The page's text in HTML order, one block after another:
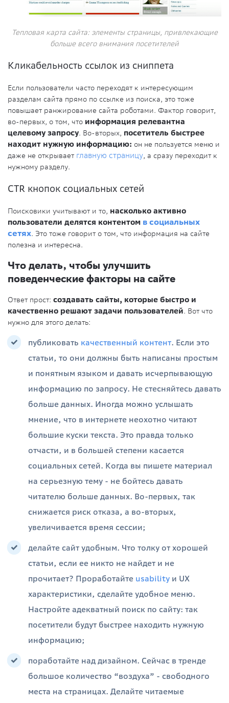
Тепловая карта сайта: элементы страницы, привлекающие
больше всего внимания посетителей
Кликабельность ссылок из сниппета
Если пользователи часто переходят к интересующим
разделам сайта прямо по ссылке из поиска, это тоже
повышает ранжирование сайта роботами. Фактор говорит,
во-первых, о том, что информация релевантна
целевому запросу. Во-вторых, посетитель быстрее
находит нужную информацию: он не пользуется меню и
даже не открывает главную страницу, а сразу переходит к
нужному разделу.
CTR кнопок социальных сетей
Поисковики учитывают и то, насколько активно
пользователи делятся контентом в социальных
сетях. Это тоже говорит о том, что информация на сайте
полезна и интересна.
Что делать, чтобы улучшить
поведенческие факторы на сайте
Ответ прост: создавать сайты, которые быстро и
качественно решают задачи пользователей. Вот что
нужно для этого делать:
публиковать качественный контент. Если это
статьи, то они должны быть написаны простым
и понятным языком и давать исчерпывающую
информацию по запросу. Не стесняйтесь давать
больше данных. Иногда можно услышать
мнение, что в интернете неохотно читают
большие куски текста. Это правда только
отчасти, и в большей степени касается
социальных сетей. Когда вы пишете материал
на серьезную тему - не бойтесь давать
читателю больше данных. Во-первых, так
снижается риск отказа, а во-вторых,
увеличивается время сессии;
делайте сайт удобным. Что толку от хорошей
статьи, если ее никто не найдет и не
прочитает? Проработайте usability и UX
характеристики, сделайте удобное меню.
Настройте адекватный поиск по сайту: так
посетители будут быстрее находить нужную
информацию;
поработайте над дизайном. Сейчас в тренде
большое количество “воздуха” - свободного
места на страницах. Делайте читаемые